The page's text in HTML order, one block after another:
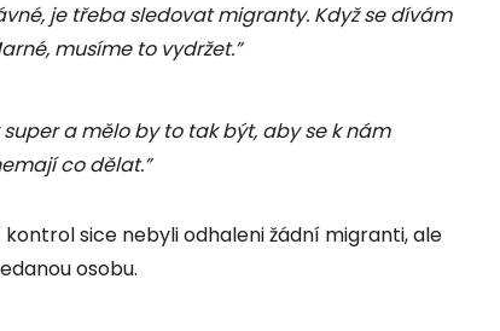
je třeba sledovat migranty. Když se dívám
musíme to vydržet.”
a mělo by to tak být, aby se k nám
co dělat.”
sice nebyli odhaleni žádní migranti, ale
osobu.